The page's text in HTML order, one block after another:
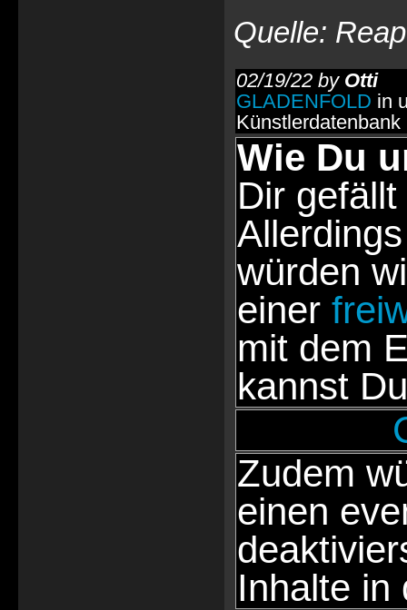
Quelle:
02/19/22 by Otti
GLADENFOLD in
Künstlerdatenbank
Wie Du
Dir
würden
einer
mit dem
kannst
Zudem
einen
Inhalte in